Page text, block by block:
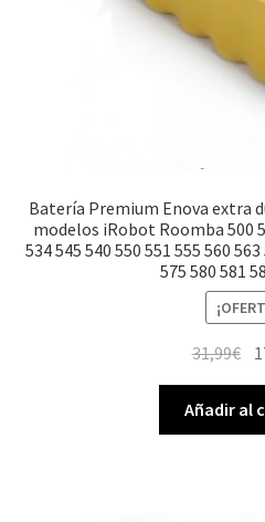
Batería Premium Enova extra
modelos iRobot Roomba 500
534 545 540 550 551 555 560
575 580 581
31,99€ El
Añadir al